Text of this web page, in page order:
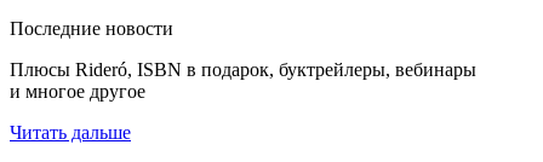
Последние новости
Плюсы Rideró, ISBN в подарок, буктрейлеры, вебинары
и многое другое
Читать дальше